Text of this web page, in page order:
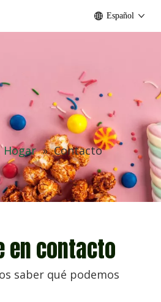
Español
Hogar » Contacto
en contacto
saber qué podemos